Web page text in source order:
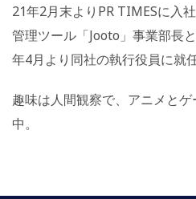
21年2月末よりPR TIMESに入
管理ツール「Jooto」事業部長
年4月より同社の執行役員に就任
趣味は人間観察で、アニメと
中。